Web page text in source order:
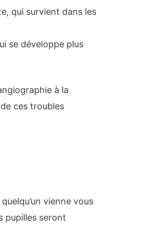
qui survient dans les
se développe plus
à la
ces troubles
vienne vous
pupilles seront